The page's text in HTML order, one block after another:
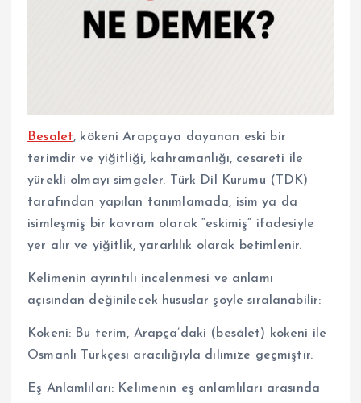
Besalet, kökeni Arapçaya dayanan eski bir
terimdir ve yiğitliği, kahramanlığı, cesareti ile
yürekli olmayı simgeler. Türk Dil Kurumu (TDK)
tarafından yapılan tanımlamada, isim ya da
isimleşmiş bir kavram olarak “eskimiş” ifadesiyle
yer alır ve yiğitlik, yararlılık olarak betimlenir.
Kelimenin ayrıntılı incelenmesi ve anlamı
açısından değinilecek hususlar şöyle sıralanabilir:
Kökeni: Bu terim, Arapça’daki (besālet) kökeni ile
Osmanlı Türkçesi aracılığıyla dilimize geçmiştir.
Eş Anlamlıları: Kelimenin eş anlamlıları arasında